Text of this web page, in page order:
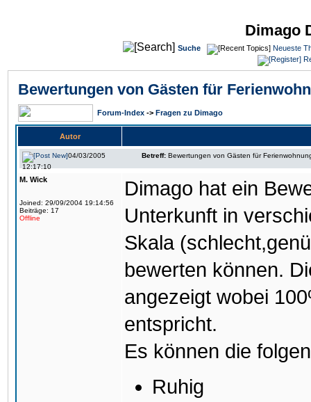
Dimago
Suche
Neueste
Bewertungen von Gästen für
Forum-Index -> Fragen zu Dimago
Autor
04/03/2005
12:17:10
Betreff: Bewertungen von Gästen für
M. Wick
Joined: 29/09/2004 19:14:56
Beiträge: 17
Offline
Dimago hat ein
Unterkunft in
Skala
bewerten können.
angezeigt wobei
entspricht.
Es können die
Ruhig